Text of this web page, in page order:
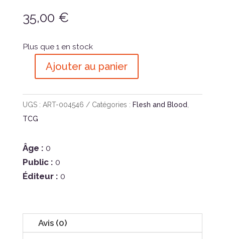
35,00 €
Plus que 1 en stock
quantité
FAB
:
Deck
Rhinar
FR
Ajouter au panier
UGS : ART-004546 Catégories : Flesh and Blood,
TCG
Âge : 0
Public : 0
Éditeur : 0
Avis (0)